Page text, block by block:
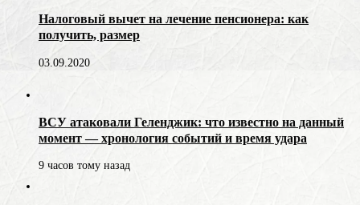
Налоговый вычет на лечение пенсионера: как
получить, размер
03.09.2020
ВСУ атаковали Геленджик: что известно на данный
момент — хронология событий и время удара
9 часов тому назад